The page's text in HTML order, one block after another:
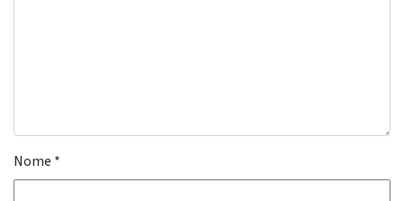
Nome *